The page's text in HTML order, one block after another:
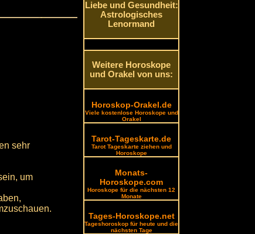
sehr
um
Liebe und Gesundheit:
Astrologisches
Lenormand
Weitere Horoskope
und Orakel von uns:
Horoskop-Orakel.de
Viele kostenlose Horoskope und
Orakel
Tarot-Tageskarte.de
Tarot Tageskarte ziehen und
Horoskope
Monats-
Horoskope.com
Horoskope für die nächsten 12
Monate
Tages-Horoskope.net
Tageshoroskop für heute und die
nächsten Tage